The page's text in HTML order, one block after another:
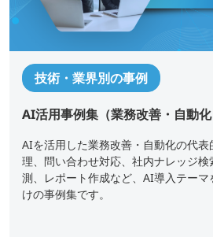
技術・業界別の事例
AI活用事例集（業務改善・自動化
AIを活用した業務改善・自動化の代
理、問い合わせ対応、社内ナレッジ
測、レポート作成など、AI導入テー
けの事例集です。